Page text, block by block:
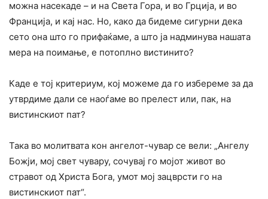
можна насекаде – и на Света Гора, и во Грција, и во
Франција, и кај нас. Но, како да бидеме сигурни дека
сето она што го прифаќаме, а што ја надминува нашата
мера на поимање, е потоплно вистинито?
Каде е тој критериум, кој можеме да го избереме за да
утврдиме дали се наоѓаме во прелест или, пак, на
вистинскиот пат?
Така во молитвата кон ангелот-чувар се вели: „Ангелу
Божји, мој свет чувару, сочувај го мојот живот во
стравот од Христа Бога, умот мој зацврсти го на
вистинскиот пат“.